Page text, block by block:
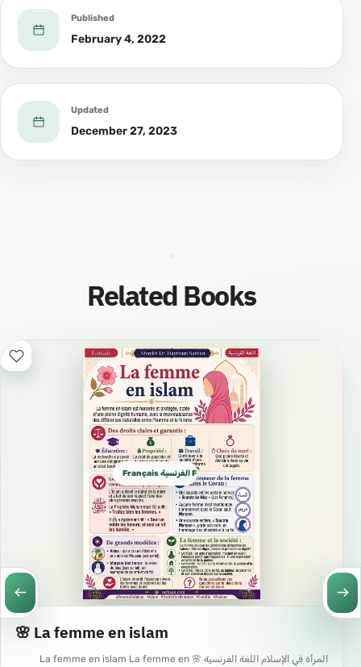
Published
February 4, 2022
Updated
December 27, 2023
Related Books
Français الفرنسية French
🌸 La femme en islam
المرأة في الإسلام اللغة الفرنسية 🌸 La femme en islam La femme en